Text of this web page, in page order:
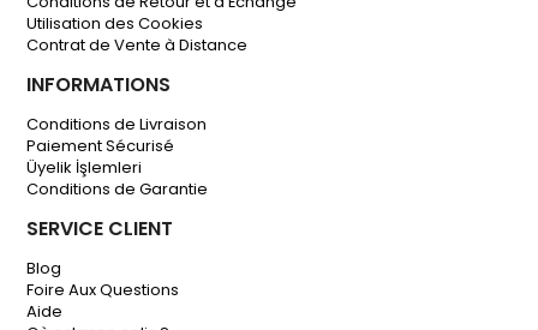
Utilisation des Cookies
Contrat de Vente à Distance
INFORMATIONS
Conditions de Livraison
Paiement Sécurisé
Üyelik İşlemleri
Conditions de Garantie
SERVICE CLIENT
Blog
Foire Aux Questions
Aide